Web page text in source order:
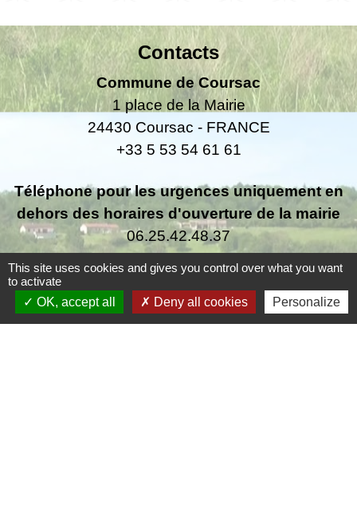
Contacts
Commune de Coursac
1 place de la Mairie
24430 Coursac - FRANCE
+33 5 53 54 61 61
Téléphone pour les urgences uniquement en
dehors des horaires d'ouverture de la mairie
06.25.42.48.37
This site uses cookies and gives you control over what you want
to activate
OK, accept all
Deny all cookies Personalize